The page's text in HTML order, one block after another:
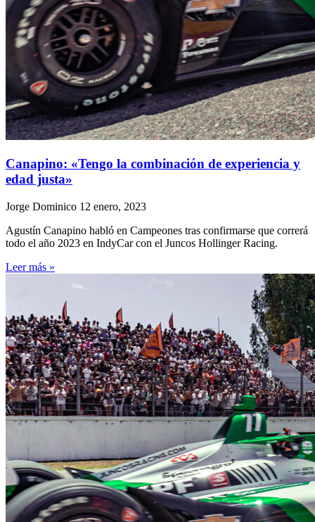
Canapino: «Tengo la combinación de experiencia y
edad justa»
Jorge Dominico 12 enero, 2023
Agustín Canapino habló en Campeones tras confirmarse que correrá
todo el año 2023 en IndyCar con el Juncos Hollinger Racing.
Leer más »